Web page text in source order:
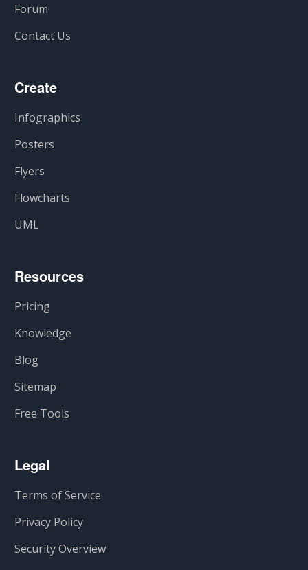
Forum
Contact Us
Create
Infographics
Posters
Flyers
Flowcharts
UML
Resources
Pricing
Knowledge
Blog
Sitemap
Free Tools
Legal
Terms of Service
Privacy Policy
Security Overview